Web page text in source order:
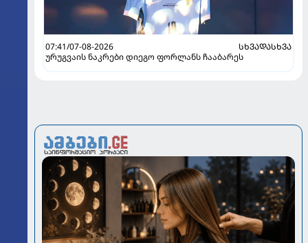
07:41/07-08-2026
ᲡᲮᲕᲐᲓᲐᲡᲮᲕᲐ
ურუგვაის ნაკრები დიეგო ფორლანს ჩააბარეს